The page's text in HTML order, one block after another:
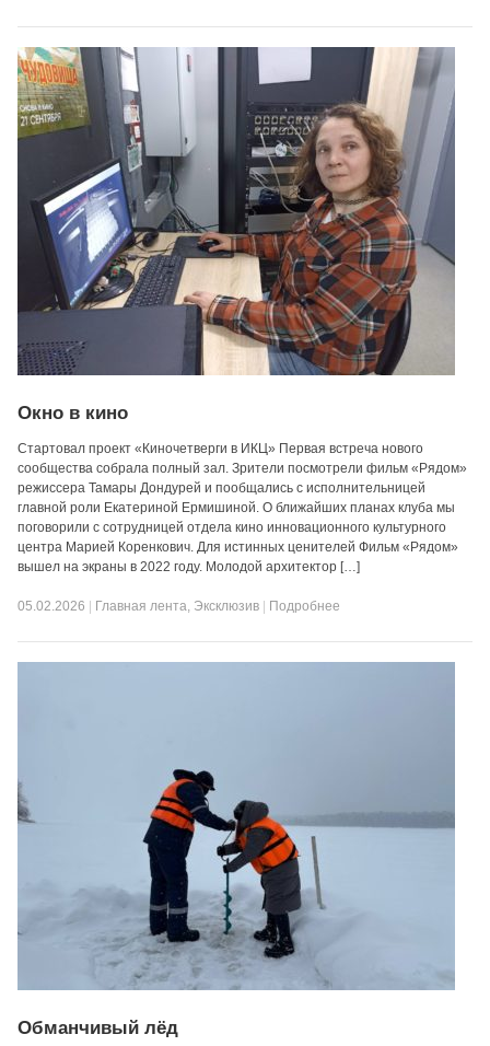
Окно в кино
Стартовал проект «Киночетверги в ИКЦ» Первая встреча нового
сообщества собрала полный зал. Зрители посмотрели фильм «Рядом»
режиссера Тамары Дондурей и пообщались с исполнительницей
главной роли Екатериной Ермишиной. О ближайших планах клуба мы
поговорили с сотрудницей отдела кино инновационного культурного
центра Марией Коренкович. Для истинных ценителей Фильм «Рядом»
вышел на экраны в 2022 году. Молодой архитектор […]
05.02.2026 Главная лента, Эксклюзив Подробнее
Обманчивый лёд